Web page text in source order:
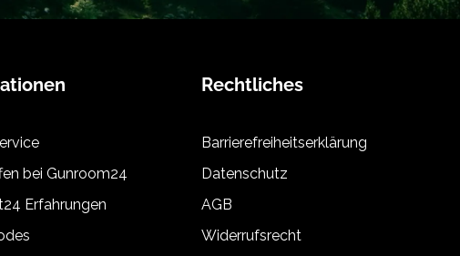
bei Gunroom24
Erfahrungen
Rechtliches
Barrierefreiheitserklärung
Datenschutz
AGB
Widerrufsrecht